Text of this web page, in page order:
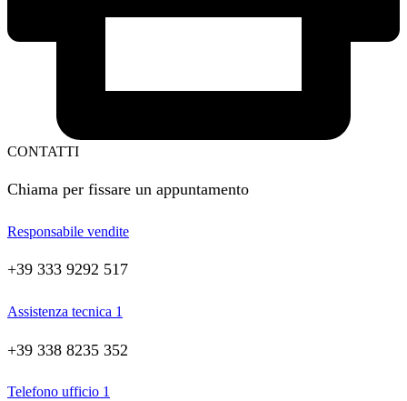
CONTATTI
Chiama per fissare un appuntamento
Responsabile vendite
+39 333 9292 517
Assistenza tecnica 1
+39 338 8235 352
Telefono ufficio 1